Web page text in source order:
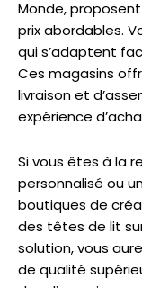
Monde,
prix abordables.
qui s’adaptent
Ces magasins
livraison et
expérience
Si vous êtes à la
personnalisé ou
boutiques de
des têtes de lit
solution, vous
de qualité